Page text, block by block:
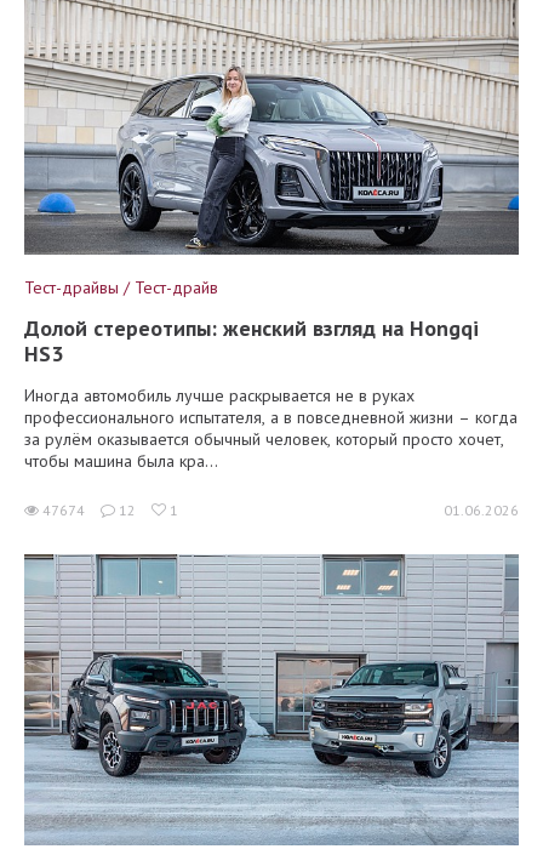
Тест-драйвы / Тест-драйв
Долой стереотипы: женский взгляд на Hongqi
HS3
Иногда автомобиль лучше раскрывается не в руках
профессионального испытателя, а в повседневной жизни – когда
за рулём оказывается обычный человек, который просто хочет,
чтобы машина была кра...
47674 12 1 01.06.2026